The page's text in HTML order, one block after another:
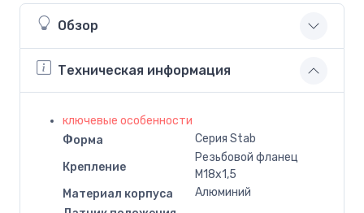
Обзор
Техническая информация
ключевые особенности
Форма
Серия Stab
Крепление
Резьбовой фланец
M18x1,5
Материал корпуса
Алюминий